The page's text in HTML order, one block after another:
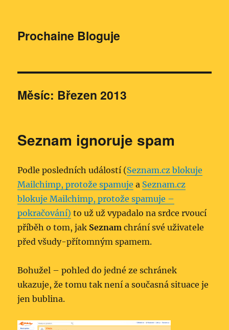
Prochaine Bloguje
Měsíc: Březen 2013
Seznam ignoruje spam
Podle posledních událostí (Seznam.cz blokuje
Mailchimp, protože spamuje a Seznam.cz
blokuje Mailchimp, protože spamuje –
pokračování) to už už vypadalo na srdce rvoucí
příběh o tom, jak Seznam chrání své uživatele
před všudy-přítomným spamem.
Bohužel – pohled do jedné ze schránek
ukazuje, že tomu tak není a současná situace je
jen bublina.